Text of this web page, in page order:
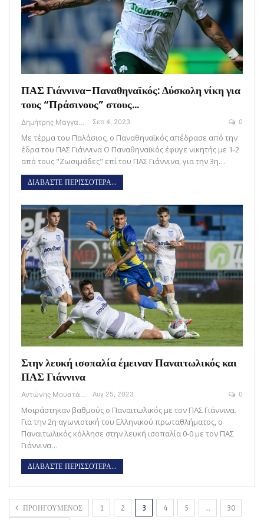
ΠΑΣ Γιάννινα-Παναθηναϊκός: Δύσκολη νίκη για
τους “Πράσινους” στους…
Δημήτρης Μαγγανάρης Σεπ 4, 2023 0
Με τέρμα του Παλάσιος, ο Παναθηναϊκός απέδρασε από την
έδρα του ΠΑΣ Γιάννινα O Παναθηναϊκός έφυγε νικητής με 1-2
από τους "Ζωσιμάδες" επί του ΠΑΣ Γιάννινα, για την 3η…
ΔΙΑΒΑΣΤΕ ΠΕΡΙΣΣΟΤΕΡΑ...
Στην λευκή ισοπαλία έμειναν Παναιτωλικός και
ΠΑΣ Γιάννινα
Αντώνης Μουστάκας Αυγ 25, 2023 0
Μοιράστηκαν βαθμούς ο Παναιτωλικός με τον ΠΑΣ Γιάννινα.
Για την 2η αγωνιστική του Ελληνικού πρωταθλήματος, ο
Παναιτωλικός κόλλησε στην λευκή ισοπαλία 0-0 με τον ΠΑΣ
Γιάννινα…
ΔΙΑΒΑΣΤΕ ΠΕΡΙΣΣΟΤΕΡΑ...
ΠΡΟΗΓΟΥΜΕΝΟΣ 1 2 3 4 5 … 30